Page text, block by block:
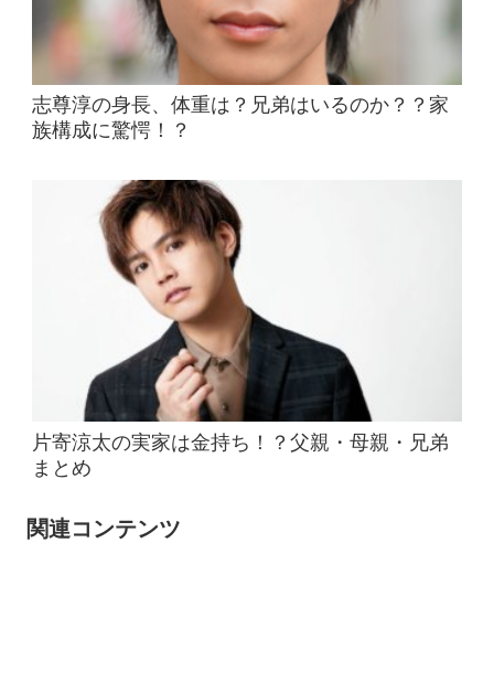
志尊淳の身長、体重は？兄弟はいるのか？？家
族構成に驚愕！？
片寄涼太の実家は金持ち！？父親・母親・兄弟
まとめ
関連コンテンツ